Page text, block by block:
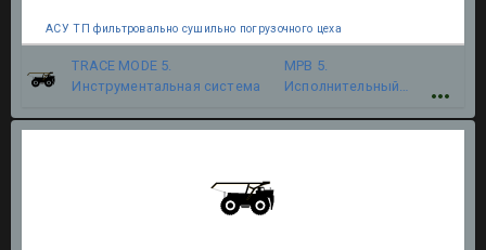
АСУ ТП фильтровально сушильно погрузочного цеха
TRACE MODE 5.
Инструментальная система
МРВ 5.
Исполнительный